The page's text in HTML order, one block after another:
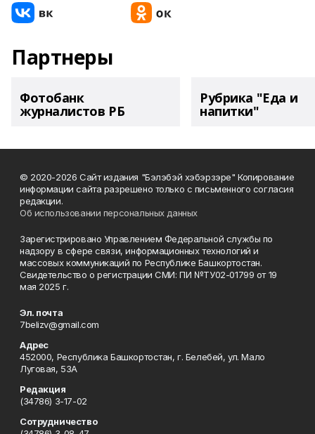
Партнеры
Фотобанк
журналистов РБ
Рубрика "Еда и
напитки"
© 2020-2026 Сайт издания "Бэлэбэй хэбэрзэре" Копирование
информации сайта разрешено только с письменного согласия
редакции.
Об использовании персональных данных
Зарегистрировано Управлением Федеральной службы по
надзору в сфере связи, информационных технологий и
массовых коммуникаций по Республике Башкортостан.
Свидетельство о регистрации СМИ: ПИ №ТУ02-01799 от 19
мая 2025 г.
Эл. почта
7belizv@gmail.com
Адрес
452000, Республика Башкортостан, г. Белебей, ул. Мало
Луговая, 53А
Редакция
(34786) 3-17-02
Сотрудничество